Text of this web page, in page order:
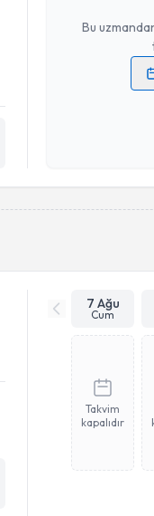
Bu
Kişisel
7 Ağu
Cum
Takvim
kapalıdır